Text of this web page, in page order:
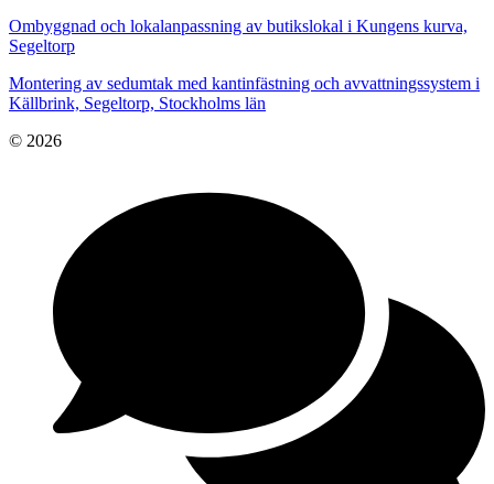
Ombyggnad och lokalanpassning av butikslokal i Kungens kurva,
Segeltorp
Montering av sedumtak med kantinfästning och avvattningssystem i
Källbrink, Segeltorp, Stockholms län
© 2026